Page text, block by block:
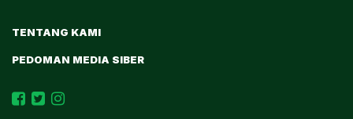
TENTANG KAMI
PEDOMAN MEDIA SIBER